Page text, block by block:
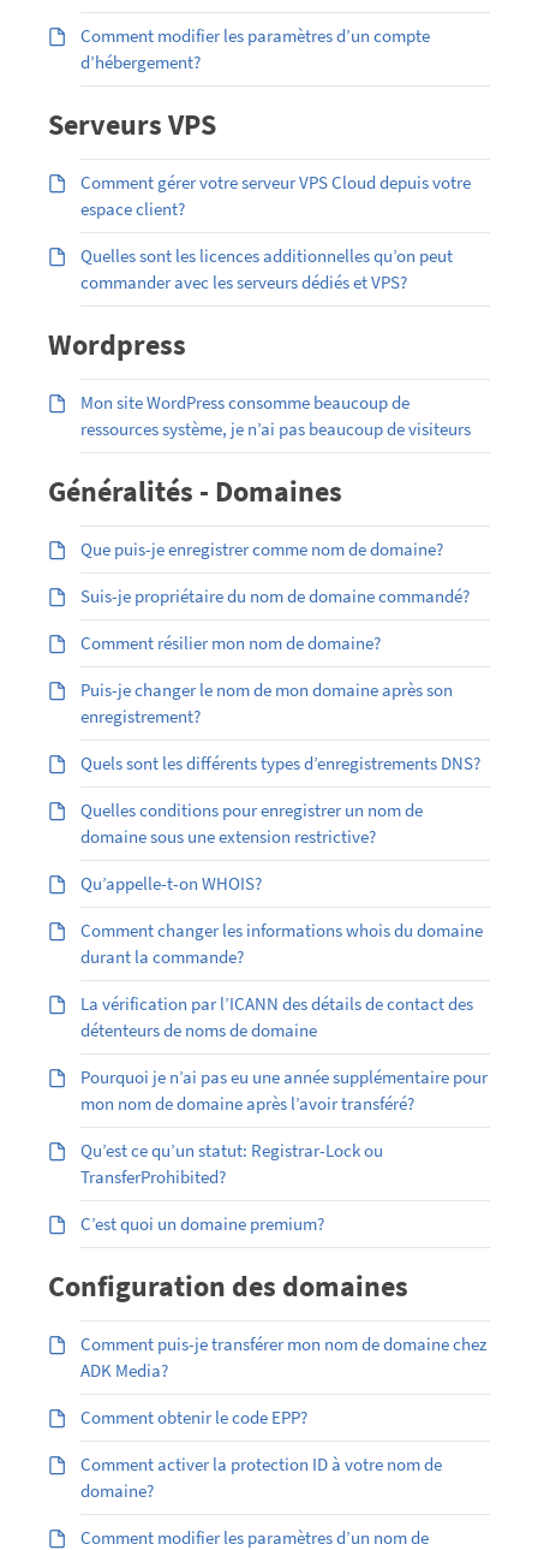
Comment modifier les paramètres d’un compte
d’hébergement?
Serveurs VPS
Comment gérer votre serveur VPS Cloud depuis votre
espace client?
Quelles sont les licences additionnelles qu’on peut
commander avec les serveurs dédiés et VPS?
Wordpress
Mon site WordPress consomme beaucoup de
ressources système, je n’ai pas beaucoup de visiteurs
Généralités - Domaines
Que puis-je enregistrer comme nom de domaine?
Suis-je propriétaire du nom de domaine commandé?
Comment résilier mon nom de domaine?
Puis-je changer le nom de mon domaine après son
enregistrement?
Quels sont les différents types d’enregistrements DNS?
Quelles conditions pour enregistrer un nom de
domaine sous une extension restrictive?
Qu’appelle-t-on WHOIS?
Comment changer les informations whois du domaine
durant la commande?
La vérification par l’ICANN des détails de contact des
détenteurs de noms de domaine
Pourquoi je n’ai pas eu une année supplémentaire pour
mon nom de domaine après l’avoir transféré?
Qu’est ce qu’un statut: Registrar-Lock ou
TransferProhibited?
C’est quoi un domaine premium?
Configuration des domaines
Comment puis-je transférer mon nom de domaine chez
ADK Media?
Comment obtenir le code EPP?
Comment activer la protection ID à votre nom de
domaine?
Comment modifier les paramètres d’un nom de